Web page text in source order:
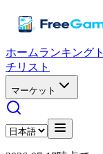
ホームランキング
チリスト
マーケット